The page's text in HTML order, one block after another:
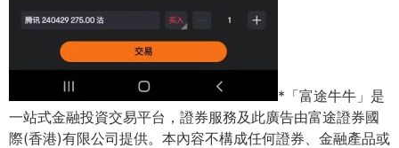
*「富途牛牛」是
一站式金融投資交易平台，證券服務及此廣告由富途證券國
際(香港)有限公司提供。本內容不構成任何證券、金融產品或